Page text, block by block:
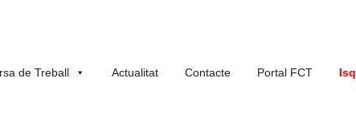
de Treball Actualitat Contacte Portal FCT